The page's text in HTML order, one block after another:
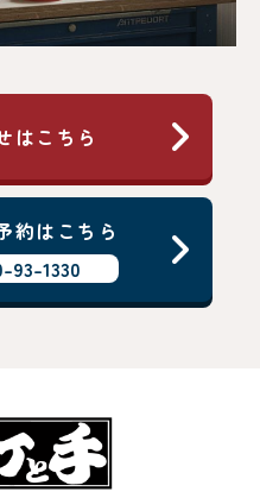
はこちら
約はこちら
93-1330